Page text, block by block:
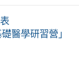
醫學研習營」